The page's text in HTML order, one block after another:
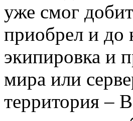
уже смог
приобрел и до
экипировка и
мира или
территория –